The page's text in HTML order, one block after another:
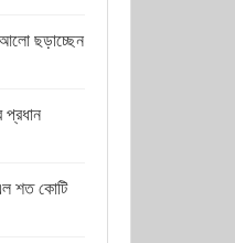
আলো ছড়াচ্ছেন
প্রধান
শত কোটি